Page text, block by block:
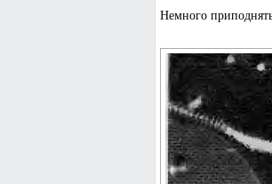
Немного